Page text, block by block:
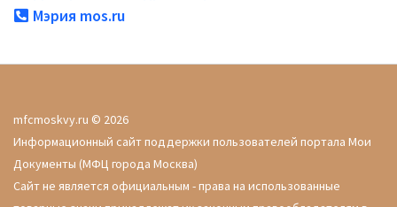
Мэрия mos.ru
mfcmoskvy.ru © 2026
Информационный сайт поддержки пользователей портала Мои
Документы (МФЦ города Москва)
Сайт не является официальным - права на использованные